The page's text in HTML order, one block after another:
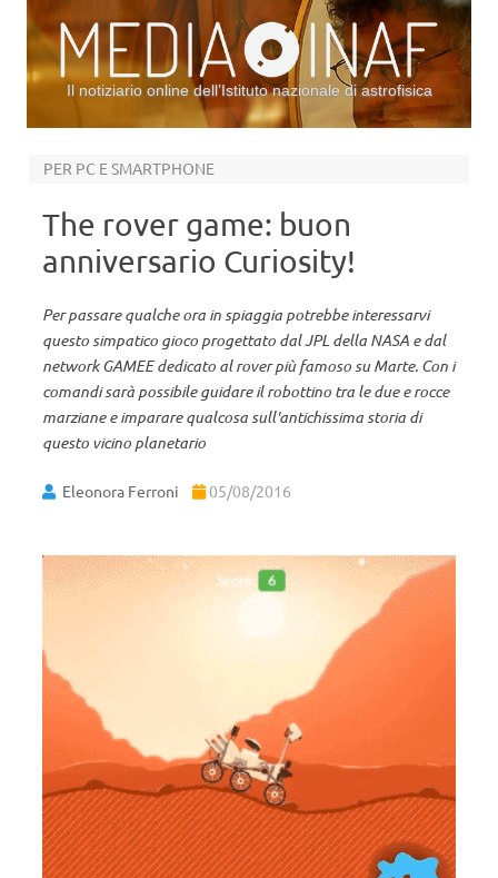
Il notiziario online dell’Istituto nazionale di astrofisica
PER PC E SMARTPHONE
The rover game: buon
anniversario Curiosity!
Per passare qualche ora in spiaggia potrebbe interessarvi
questo simpatico gioco progettato dal JPL della NASA e dal
network GAMEE dedicato al rover più famoso su Marte. Con i
comandi sarà possibile guidare il robottino tra le due e rocce
marziane e imparare qualcosa sull'antichissima storia di
questo vicino planetario
Eleonora Ferroni 05/08/2016